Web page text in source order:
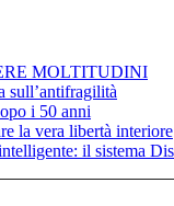
MOLTITUDINI
sull’antifragilità
i 50 anni
la vera libertà interiore
il sistema